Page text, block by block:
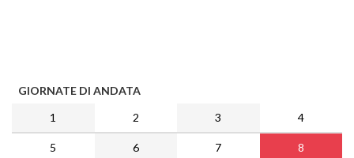
GIORNATE DI ANDATA
1
2 3 4
5 6 7
8